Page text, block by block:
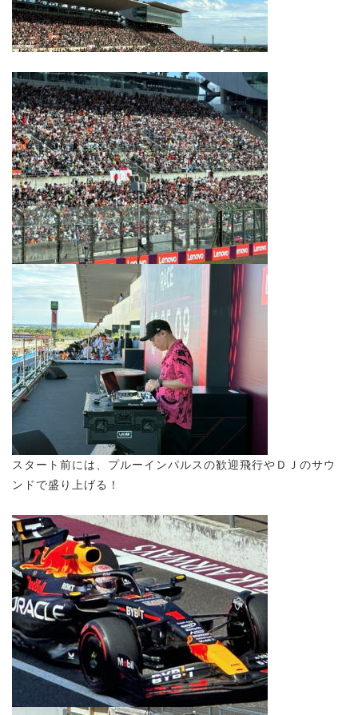
スタート前には、プルーインパルスの歓迎飛行やＤＪのサウ
ンドで盛り上げる！